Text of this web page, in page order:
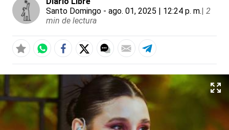
Santo Domingo - ago. 01, 2025 | 12:24 p. m.| 2
min de lectura